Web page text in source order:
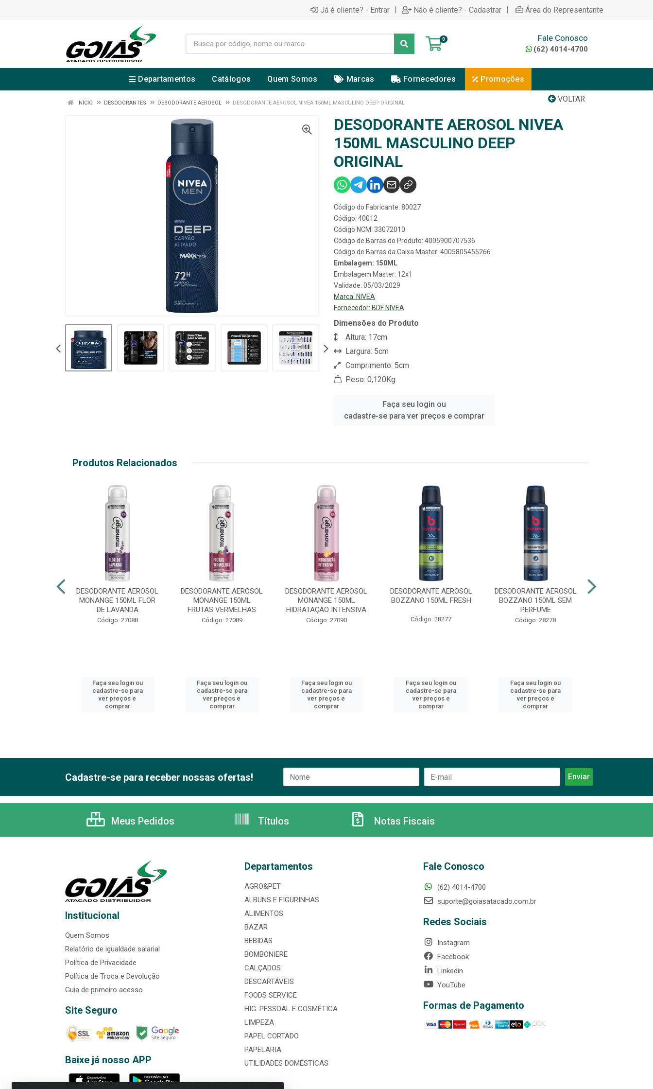
Já é cliente? - Entrar | Não é cliente? - Cadastrar | Área do Representante
0 Fale Conosco
(62) 4014-4700
Departamentos Catálogos Quem Somos Marcas Fornecedores Promoções
VOLTAR
INÍCIO DESODORANTES DESODORANTE AEROSOL DESODORANTE AEROSOL NIVEA 150ML MASCULINO DEEP ORIGINAL
DESODORANTE AEROSOL NIVEA
150ML MASCULINO DEEP
ORIGINAL
Código do Fabricante: 80027
Código: 40012
Código NCM: 33072010
Código de Barras do Produto: 4005900707536
Código de Barras da Caixa Master: 4005805455266
Embalagem: 150ML
Embalagem Master: 12x1
Validade: 05/03/2029
Marca: NIVEA
Fornecedor: BDF NIVEA
Dimensões do Produto
Altura: 17cm
Largura: 5cm
Comprimento: 5cm
Peso: 0,120Kg
Faça seu login ou
cadastre-se para ver preços e comprar
Produtos Relacionados
DESODORANTE AEROSOL
MONANGE 150ML FLOR
DE LAVANDA
Código: 27088
Faça seu login ou
cadastre-se para
ver preços e
comprar
DESODORANTE AEROSOL
MONANGE 150ML
FRUTAS VERMELHAS
Código: 27089
Faça seu login ou
cadastre-se para
ver preços e
comprar
DESODORANTE AEROSOL
MONANGE 150ML
HIDRATAÇÃO INTENSIVA
Código: 27090
Faça seu login ou
cadastre-se para
ver preços e
comprar
DESODORANTE AEROSOL
BOZZANO 150ML FRESH
Código: 28277
Faça seu login ou
cadastre-se para
ver preços e
comprar
DESODORANTE AEROSOL
BOZZANO 150ML SEM
PERFUME
Código: 28278
Faça seu login ou
cadastre-se para
ver preços e
comprar
Cadastre-se para receber nossas ofertas!
Meus Pedidos Títulos Notas Fiscais
Institucional
Quem Somos
Relatório de igualdade salarial
Política de Privacidade
Política de Troca e Devolução
Guia de primeiro acesso
Site Seguro
Baixe já nosso APP
Departamentos
AGRO&PET
ALBUNS E FIGURINHAS
ALIMENTOS
BAZAR
BEBIDAS
BOMBONIERE
CALÇADOS
DESCARTÁVEIS
FOODS SERVICE
HIG. PESSOAL E COSMÉTICA
LIMPEZA
PAPEL CORTADO
PAPELARIA
UTILIDADES DOMÉSTICAS
Fale Conosco
(62) 4014-4700
suporte@goiasatacado.com.br
Redes Sociais
Instagram
Facebook
Linkedin
YouTube
Formas de Pagamento